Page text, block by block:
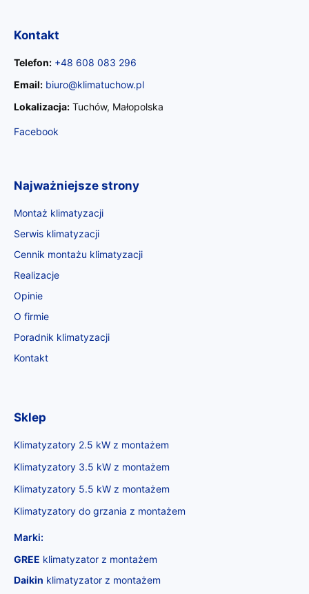
Kontakt
Telefon: +48 608 083 296
Email: biuro@klimatuchow.pl
Lokalizacja: Tuchów, Małopolska
Facebook
Najważniejsze strony
Montaż klimatyzacji
Serwis klimatyzacji
Cennik montażu klimatyzacji
Realizacje
Opinie
O firmie
Poradnik klimatyzacji
Kontakt
Sklep
Klimatyzatory 2.5 kW z montażem
Klimatyzatory 3.5 kW z montażem
Klimatyzatory 5.5 kW z montażem
Klimatyzatory do grzania z montażem
Marki:
GREE klimatyzator z montażem
Daikin klimatyzator z montażem